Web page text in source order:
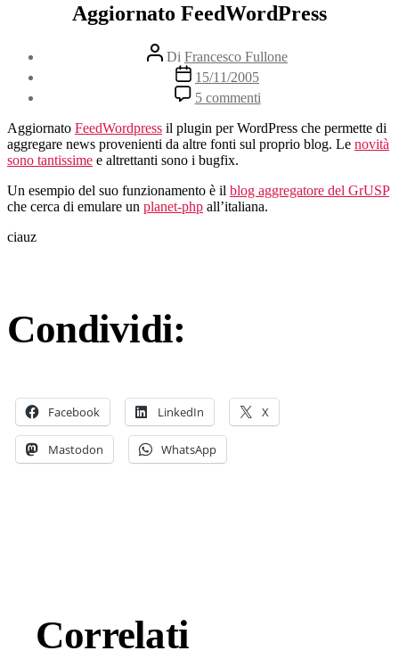
Aggiornato FeedWordPress
Autore
articolo
Di Francesco Fullone
Data
dell'articolo
15/11/2005
5 commentisu
Aggiornato
FeedWordPress
Aggiornato FeedWordpress il plugin per WordPress che permette di
aggregare news provenienti da altre fonti sul proprio blog. Le novità
sono tantissime e altrettanti sono i bugfix.
Un esempio del suo funzionamento è il blog aggregatore del GrUSP
che cerca di emulare un planet-php all’italiana.
ciauz
Condividi:
Facebook LinkedIn X
Mastodon WhatsApp
Correlati